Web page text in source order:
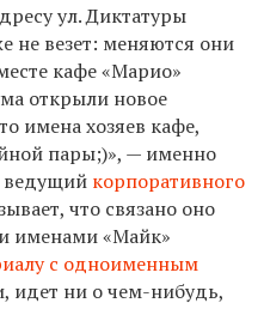
ул. Диктатуры
не везет: меняются они
кафе «Марио»
открыли новое
имена хозяев кафе,
пары;)», — именно
ведущий корпоративного
что связано оно
именами «Майк»
с одноименным
идет ни о чем-нибудь,